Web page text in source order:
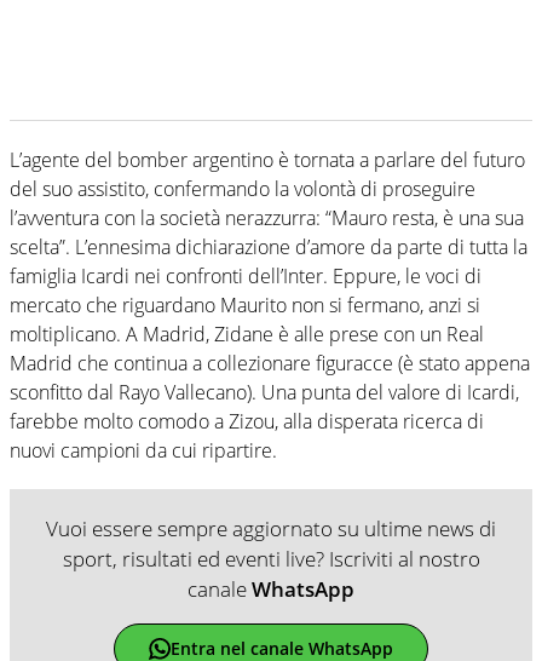
L’agente del bomber argentino è tornata a parlare del futuro
del suo assistito, confermando la volontà di proseguire
l’avventura con la società nerazzurra: “Mauro resta, è una sua
scelta”. L’ennesima dichiarazione d’amore da parte di tutta la
famiglia Icardi nei confronti dell’Inter. Eppure, le voci di
mercato che riguardano Maurito non si fermano, anzi si
moltiplicano. A Madrid, Zidane è alle prese con un Real
Madrid che continua a collezionare figuracce (è stato appena
sconfitto dal Rayo Vallecano). Una punta del valore di Icardi,
farebbe molto comodo a Zizou, alla disperata ricerca di
nuovi campioni da cui ripartire.
Vuoi essere sempre aggiornato su ultime news di
sport, risultati ed eventi live? Iscriviti al nostro
canaleWhatsApp
Entra nel canale WhatsApp